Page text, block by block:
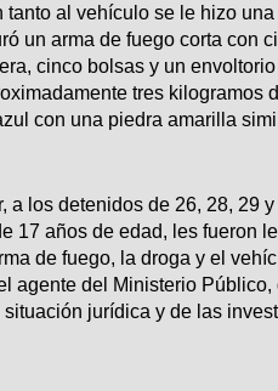
tanto al vehículo se le hizo
un arma de fuego corta con
cinco bolsas y un
tres kilogramos
con una piedra amarilla
a los detenidos de 26, 28, 29
17 años de edad, les fueron
de fuego, la droga y el
agente del Ministerio
situación jurídica y de las